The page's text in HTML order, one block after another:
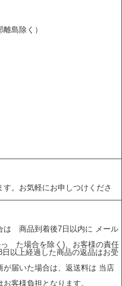
離島除く）
。お気軽にお申しつけくださ
は 商品到着後7日以内に メール
た場合を除く)、お客様の責任
以上経過した商品の返品はお受
届いた場合は、返送料は 当店
客様負担となります。